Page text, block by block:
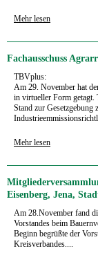
Mehr lesen
Fachausschuss
TBVplus:
Am 29. November hat
in virtueller Form getagt.
Stand zur
Mehr lesen
Eisenberg, Jena,
Am 28.November fand
Vorstandes beim
Beginn begrüßte der
Kreisverbandes....